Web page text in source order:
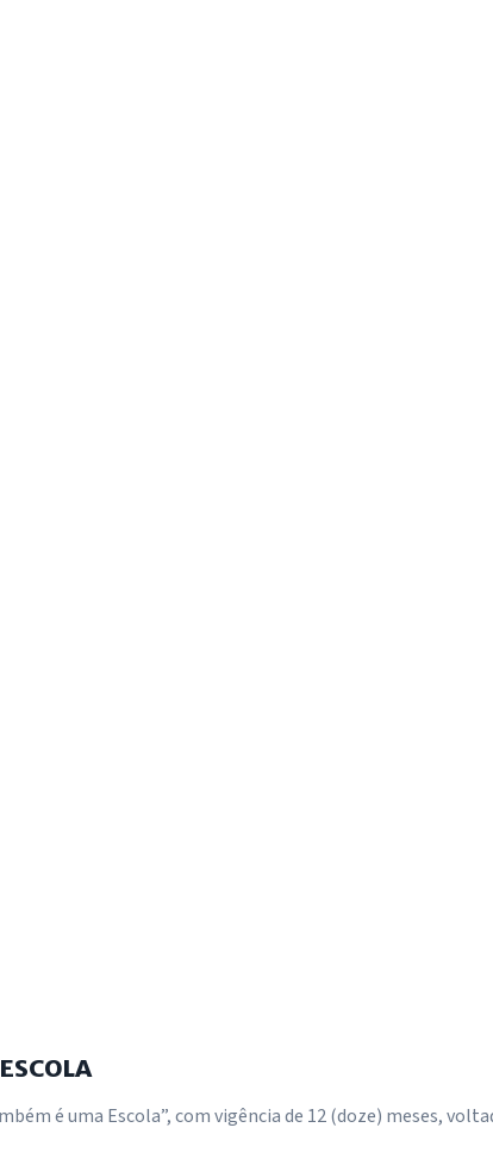
é uma Escola”, com vigência de 12 (doze) meses,